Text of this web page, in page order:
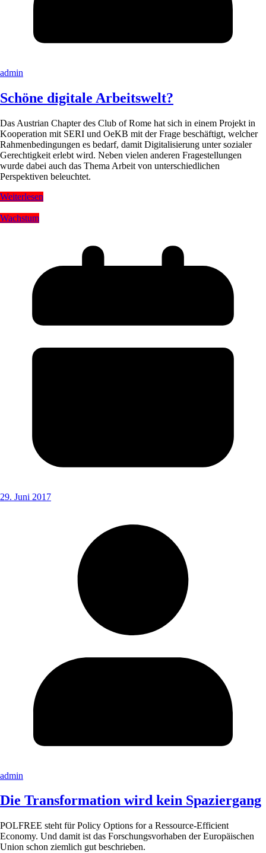
admin
Schöne digitale Arbeitswelt?
Das Austrian Chapter des Club of Rome hat sich in einem Projekt in
Kooperation mit SERI und OeKB mit der Frage beschäftigt, welcher
Rahmenbedingungen es bedarf, damit Digitalisierung unter sozialer
Gerechtigkeit erlebt wird. Neben vielen anderen Fragestellungen
wurde dabei auch das Thema Arbeit von unterschiedlichen
Perspektiven beleuchtet.
Weiterlesen
Wachstum
29. Juni 2017
admin
Die Transformation wird kein Spaziergang
POLFREE steht für Policy Options for a Ressource-Efficient
Economy. Und damit ist das Forschungsvorhaben der Europäischen
Union schon ziemlich gut beschrieben.